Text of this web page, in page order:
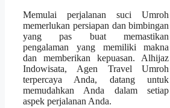
Memulai perjalanan suci Umroh
memerlukan persiapan dan bimbingan
yang pas buat memastikan
pengalaman yang memiliki makna
dan memberikan kepuasan. Alhijaz
Indowisata, Agen Travel Umroh
terpercaya Anda, datang untuk
memudahkan Anda dalam setiap
aspek perjalanan Anda.